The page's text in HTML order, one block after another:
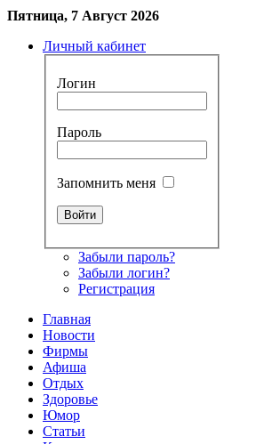
Пятница, 7 Август 2026
Личный кабинет
Логин
Пароль
Запомнить меня
Забыли пароль?
Забыли логин?
Регистрация
Главная
Новости
Фирмы
Афиша
Отдых
Здоровье
Юмор
Статьи